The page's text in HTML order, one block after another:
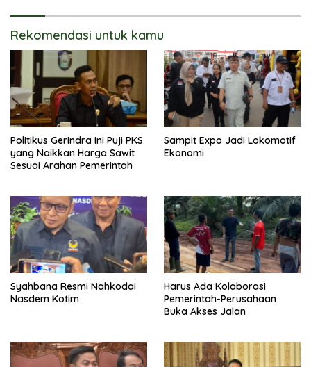
Rekomendasi untuk kamu
Politikus Gerindra Ini Puji PKS
yang Naikkan Harga Sawit
Sesuai Arahan Pemerintah
Sampit Expo Jadi Lokomotif
Ekonomi
Syahbana Resmi Nahkodai
Nasdem Kotim
Harus Ada Kolaborasi
Pemerintah-Perusahaan
Buka Akses Jalan